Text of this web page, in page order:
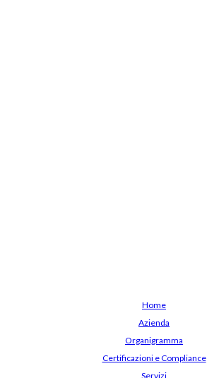
Home
Azienda
Organigramma
Certificazioni e Compliance
Servizi